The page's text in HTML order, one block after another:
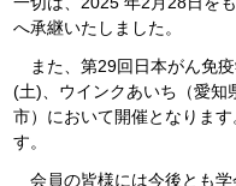
へ承継いたしました。
また、第29回日本がん免
(土)、ウインクあいち（愛知
市）において開催となりま
す。
会員の皆様には今後とも